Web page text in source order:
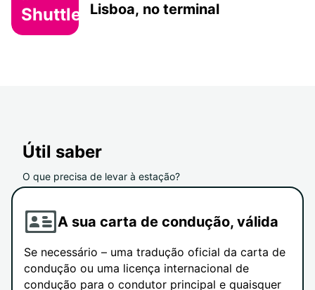
Shuttle Lisboa, no terminal
Útil saber
O que precisa de levar à estação?
A sua carta de condução, válida
Se necessário – uma tradução oficial da carta de
condução ou uma licença internacional de
condução para o condutor principal e quaisquer